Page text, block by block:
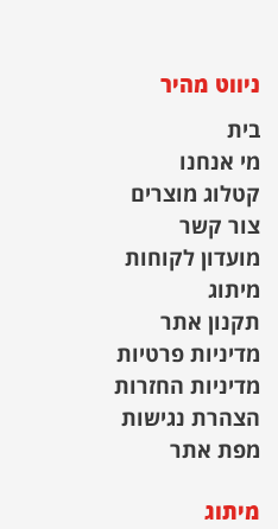
ניווט מהיר
בית
מי אנחנו
קטלוג מוצרים
צור קשר
מועדון לקוחות
מיתוג
תקנון אתר
מדיניות פרטיות
מדיניות החזרות
הצהרת נגישות
מפת אתר
מיתוג